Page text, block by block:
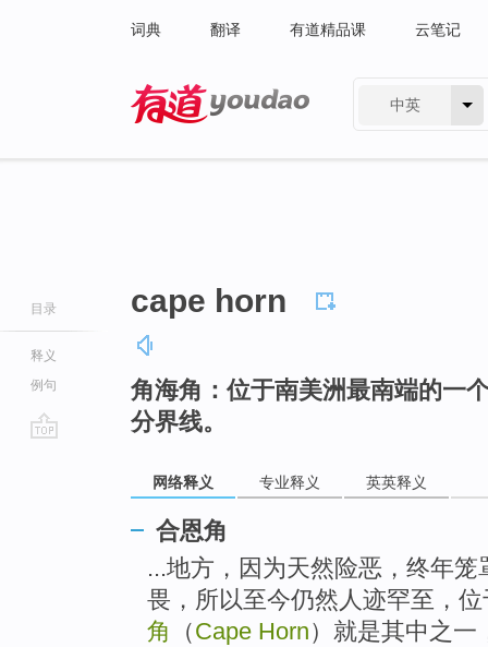
词典 翻译 有道精品课 云笔记
中英
目录
释义
例句
cape horn
角海角：位于南美洲最南端的一
分界线。
网络释义 专业释义 英英释义
合恩角
...地方，因为天然险恶，终年
畏，所以至今仍然人迹罕至，
角
（Cape Horn）就是其中之一